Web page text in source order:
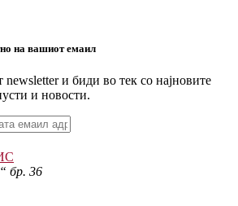
на вашиот емаил
и биди во тек со најновите
и новости.
бр. 36